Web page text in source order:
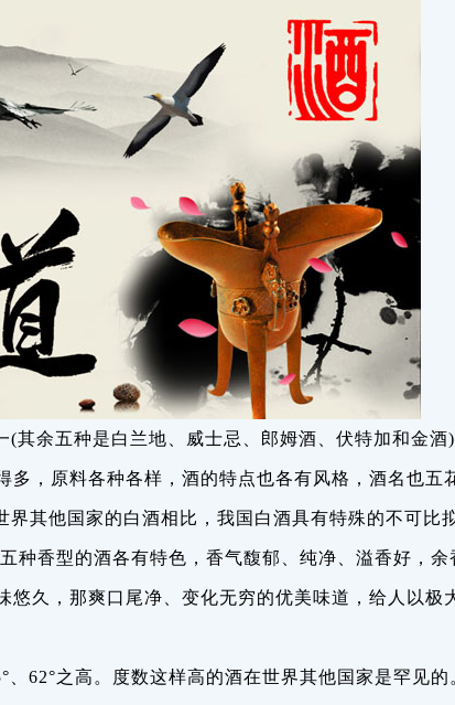
其余五种是白兰地、威士忌、郎姆酒、伏特加和金酒
，原料各种各样，酒的特点也各有风格，酒名也五
其他国家的白酒相比，我国白酒具有特殊的不可比
种香型的酒各有特色，香气馥郁、纯净、溢香好，余
悠久，那爽口尾净、变化无穷的优美味道，给人以极
、62°之高。度数这样高的酒在世界其他国家是罕见的